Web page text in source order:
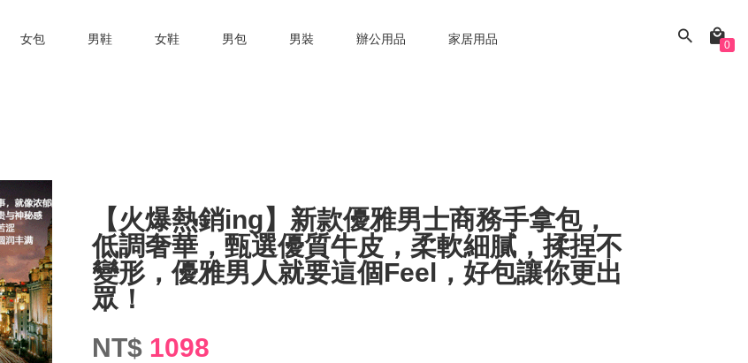
女包 男鞋 女鞋 男包 男裝 辦公用品 家居用品 0
【火爆熱銷ing】新款優雅男士商務手拿包，
低調奢華，甄選優質牛皮，柔軟細膩，揉捏不
變形，優雅男人就要這個Feel，好包讓你更出
眾！
NT$ 1098